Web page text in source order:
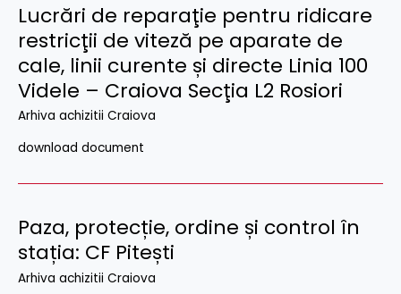
Lucrări de reparaţie pentru ridicare
restricţii de viteză pe aparate de
cale, linii curente și directe Linia 100
Videle – Craiova Secţia L2 Rosiori
Arhiva achizitii Craiova
download document
Paza, protecție, ordine și control în
stația: CF Pitești
Arhiva achizitii Craiova